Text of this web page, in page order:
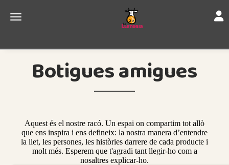
Toggle navigation
Botigues amigues
Aquest és el nostre racó. Un espai on compartim tot allò
que ens inspira i ens defineix: la nostra manera d’entendre
la llet, les persones, les històries darrere de cada producte i
molt més. Esperem que t'agradi tant llegir-ho com a
nosaltres explicar-ho.